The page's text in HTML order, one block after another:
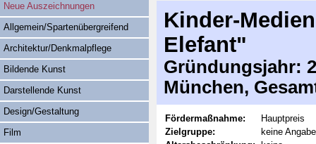
Kinder-
Elefant"
Gründungsjahr:
München,
Fördermaßnahme:
Hauptpreis
Zielgruppe:
keine Angabe
Neue Auszeichnungen
Allgemein/Spartenübergreifend
Architektur/Denkmalpflege
Bildende Kunst
Darstellende Kunst
Design/Gestaltung
Film